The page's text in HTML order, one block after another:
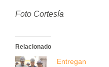
Foto Cortesía
Relacionado
Entregan